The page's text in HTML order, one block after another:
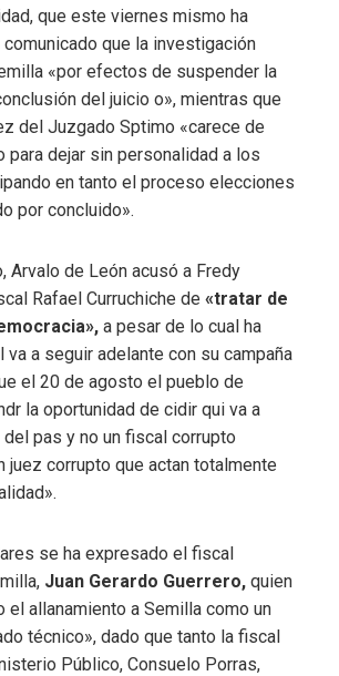
que este viernes mismo ha
que la investigación
«por efectos de suspender la
del juicio o», mientras que
del Juzgado Sptimo «carece de
dejar sin personalidad a los
en tanto el proceso elecciones
por concluido».
Arvalo de León acusó a Fredy
Rafael Curruchiche de «tratar de
a pesar de lo cual ha
va a seguir adelante con su campaña
el 20 de agosto el pueblo de
la oportunidad de cidir qui va a
pas y no un fiscal corrupto
juez corrupto que actan totalmente
se ha expresado el fiscal
Juan Gerardo Guerrero, quien
el allanamiento a Semilla como un
técnico», dado que tanto la fiscal
Público, Consuelo Porras,